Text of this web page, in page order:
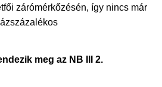
zárómérkőzésén, így nincs már
meg az NB III 2.